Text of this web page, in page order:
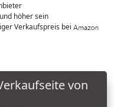
höher sein
Verkaufspreis bei